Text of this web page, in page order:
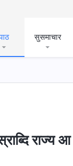
सुसमाचार
राज्य